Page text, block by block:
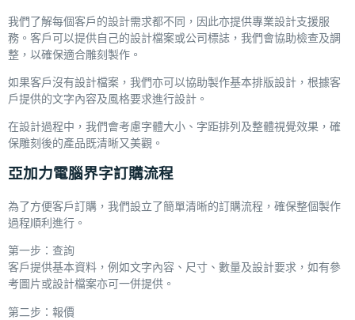
我們了解每個客戶的設計需求都不同，因此亦提供專業設計支援服
務。客戶可以提供自己的設計檔案或公司標誌，我們會協助檢查及調
整，以確保適合雕刻製作。
如果客戶沒有設計檔案，我們亦可以協助製作基本排版設計，根據客
戶提供的文字內容及風格要求進行設計。
在設計過程中，我們會考慮字體大小、字距排列及整體視覺效果，確
保雕刻後的產品既清晰又美觀。
亞加力電腦界字訂購流程
為了方便客戶訂購，我們設立了簡單清晰的訂購流程，確保整個製作
過程順利進行。
第一步：查詢
客戶提供基本資料，例如文字內容、尺寸、數量及設計要求，如有參
考圖片或設計檔案亦可一併提供。
第二步：報價